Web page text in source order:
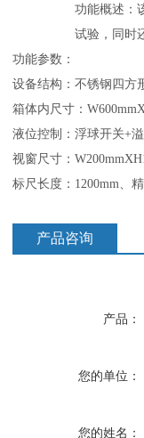
功能概述：
试验，同时
功能参数：
设备结构：不锈钢四方
箱体内尺寸：
液位控制：浮球开关+
视窗尺寸：
标尺长度：1200mm、
产品咨询
产品：
您的单位：
您的姓名：